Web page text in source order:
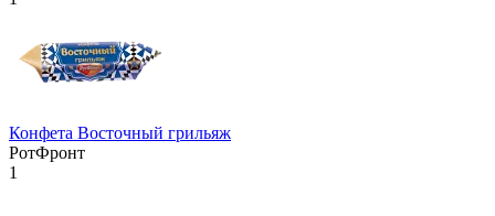
Конфета Восточный грильяж
РотФронт
1